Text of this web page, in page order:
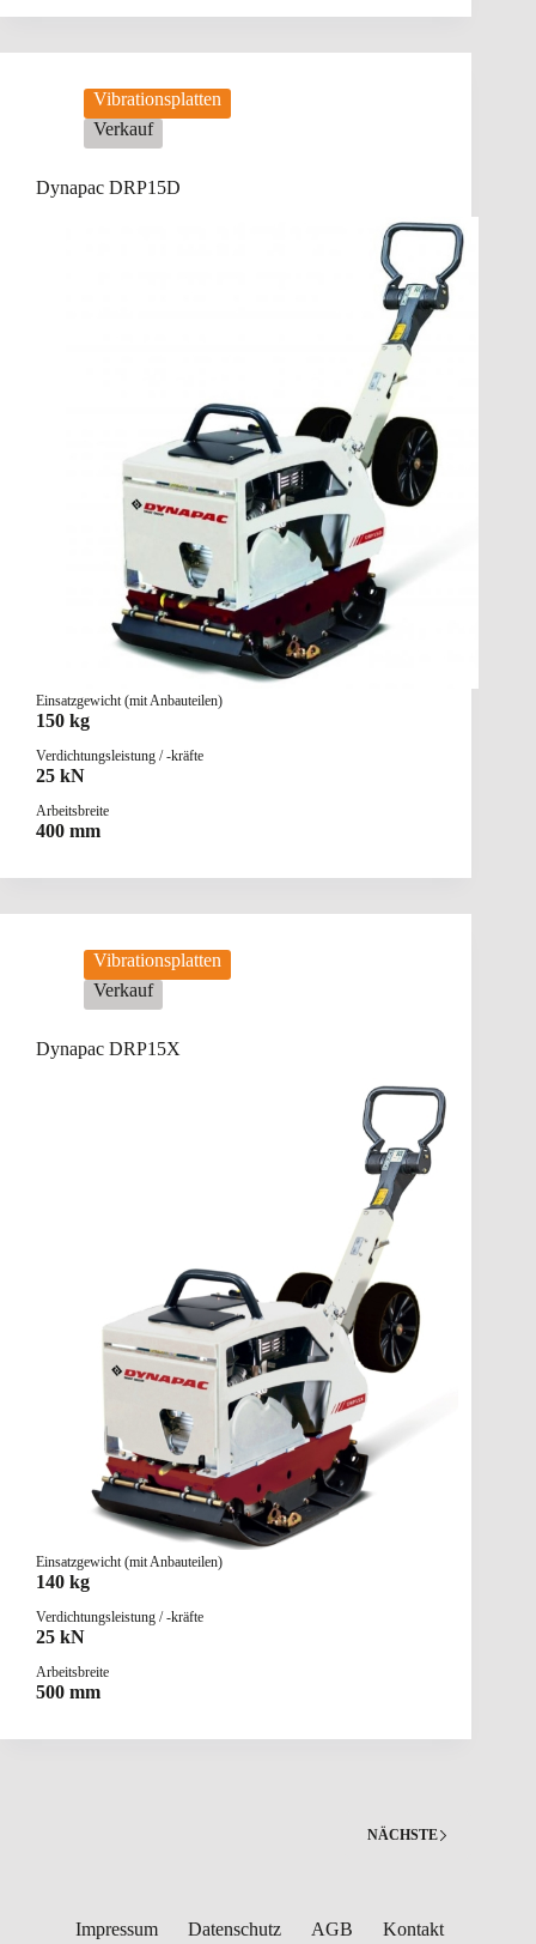
Vibrationsplatten
Verkauf
Dynapac DRP15D
Einsatzgewicht (mit Anbauteilen)
150 kg
Verdichtungsleistung / -kräfte
25 kN
Arbeitsbreite
400 mm
Vibrationsplatten
Verkauf
Dynapac DRP15X
Einsatzgewicht (mit Anbauteilen)
140 kg
Verdichtungsleistung / -kräfte
25 kN
Arbeitsbreite
500 mm
NÄCHSTE
Impressum Datenschutz AGB Kontakt